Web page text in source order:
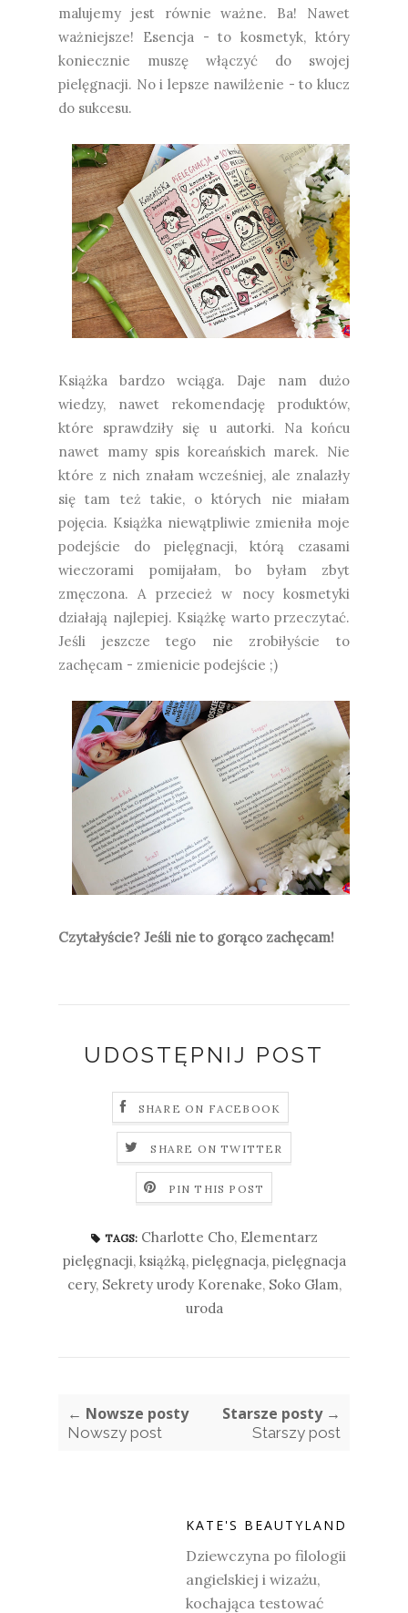
malujemy jest równie ważne. Ba! Nawet
ważniejsze! Esencja - to kosmetyk, który
koniecznie muszę włączyć do swojej
pielęgnacji. No i lepsze nawilżenie - to klucz
do sukcesu.
Książka bardzo wciąga. Daje nam dużo
wiedzy, nawet rekomendację produktów,
które sprawdziły się u autorki. Na końcu
nawet mamy spis koreańskich marek. Nie
które z nich znałam wcześniej, ale znalazły
się tam też takie, o których nie miałam
pojęcia. Książka niewątpliwie zmieniła moje
podejście do pielęgnacji, którą czasami
wieczorami pomijałam, bo byłam zbyt
zmęczona. A przecież w nocy kosmetyki
działają najlepiej. Książkę warto przeczytać.
Jeśli jeszcze tego nie zrobiłyście to
zachęcam - zmienicie podejście ;)
Czytałyście? Jeśli nie to gorąco zachęcam!
UDOSTĘPNIJ POST
SHARE ON FACEBOOK
SHARE ON TWITTER
PIN THIS POST
TAGS: Charlotte Cho, Elementarz
pielęgnacji, książką, pielęgnacja, pielęgnacja
cery, Sekrety urody Korenake, Soko Glam,
uroda
← Nowsze posty
Nowszy post
Starsze posty →
Starszy post
KATE'S BEAUTYLAND
Dziewczyna po filologii
angielskiej i wizażu,
kochająca testować